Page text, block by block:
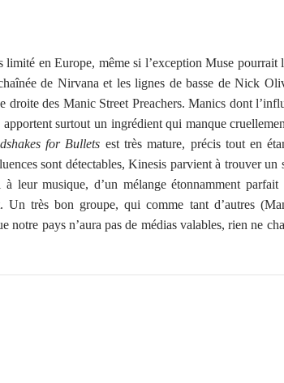
en Europe, même si l’exception Muse pourrait
de Nirvana et les lignes de basse de Nick
des Manic Street Preachers. Manics dont
surtout un ingrédient qui manque
for Bullets est très mature, précis tout en
sont détectables, Kinesis parvient à trouver un
leur musique, d’un mélange étonnamment
très bon groupe, qui comme tant d’autres
pays n’aura pas de médias valables, rien ne